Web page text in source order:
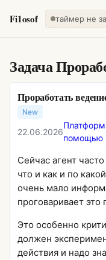
Fi1osof таймер не
Задача
Проработать
New
22.06.2026
помощью
Сейчас агент
что и как и по
очень мало
проговаривает это
Это особенно
должен
действия и надо